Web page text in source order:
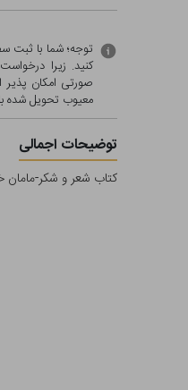
توجه؛ شما با ثبت
کنید. زیرا
صورتی امکان
معيوب تحویل شده
توضیحات اجمالی
کتاب شعر و شکر-مامان